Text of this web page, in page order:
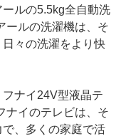
ルの5.5kg全自動洗
ールの洗濯機は、そ
々の洗濯をより快
ナイ24V型液晶テ
ナイのテレビは、そ
、多くの家庭で活